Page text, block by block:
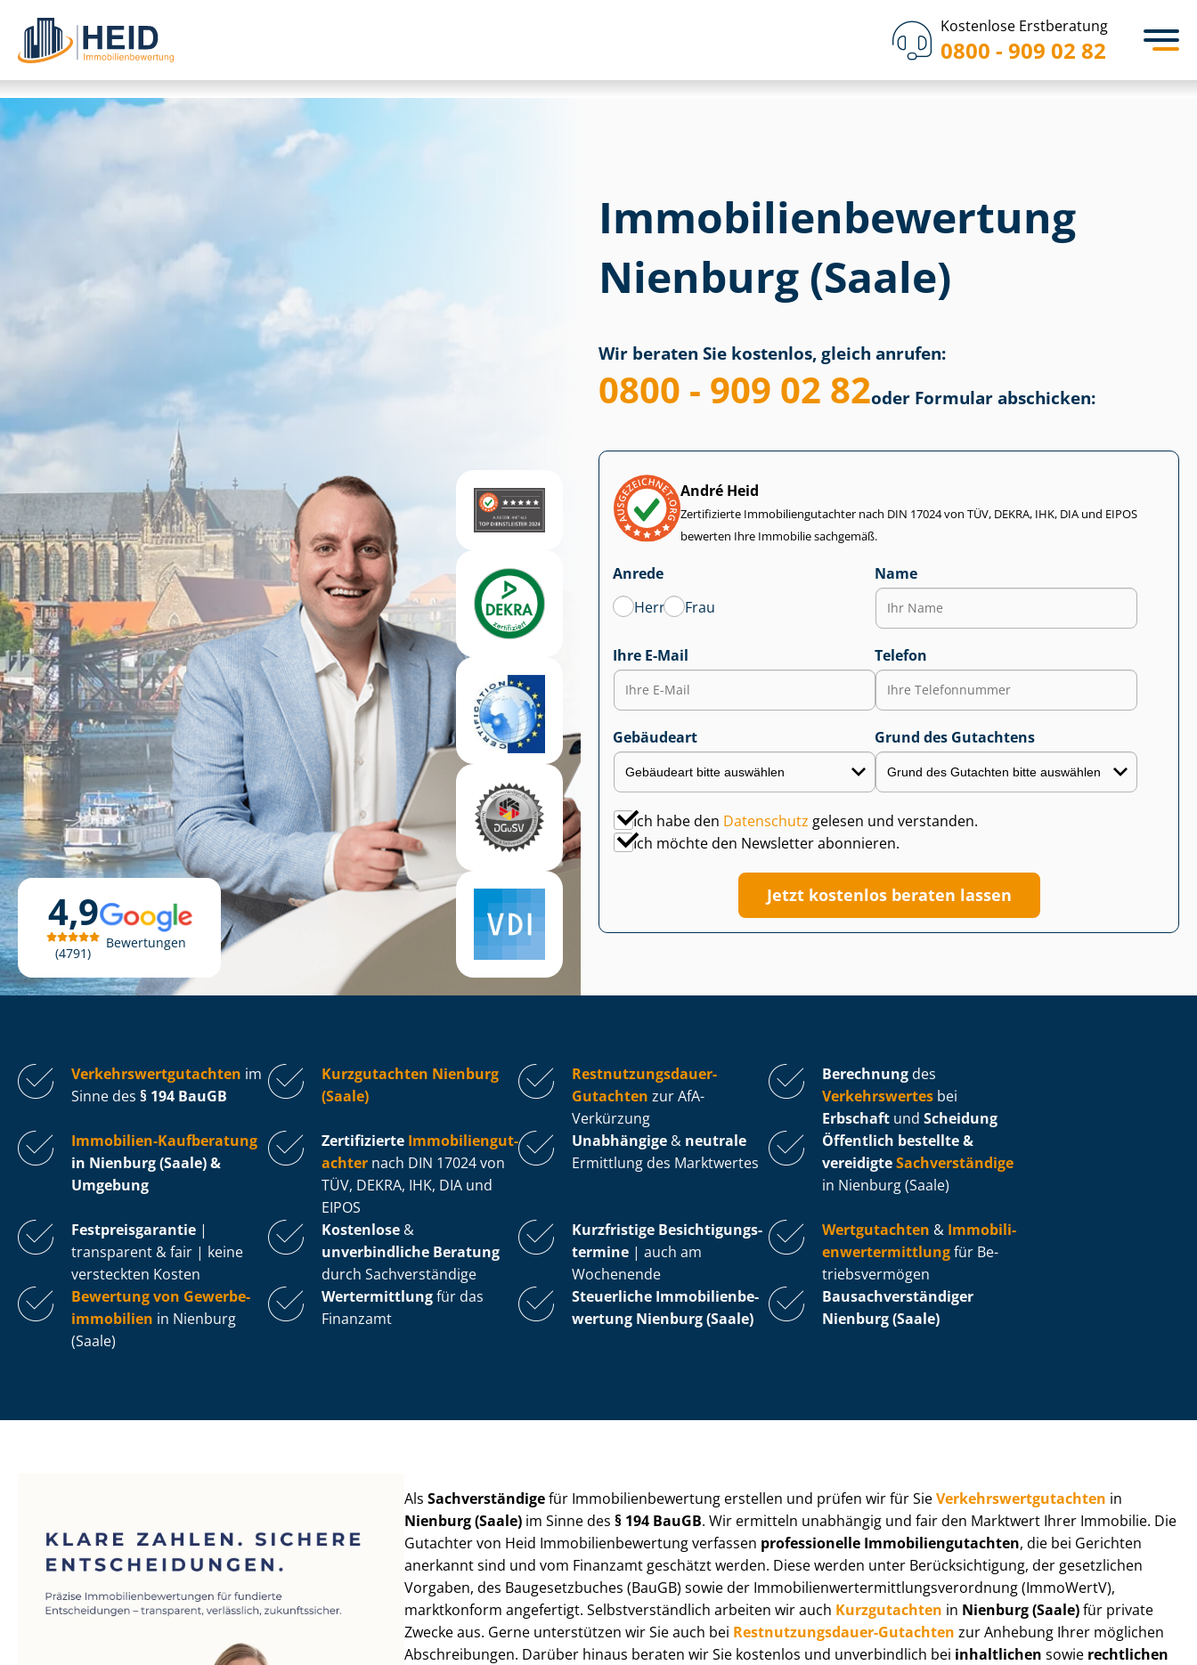
Kostenlose Erstberatung
0800 - 909 02 82
4,9
4791
Bewertungen
Immobilien­bewertung
Nienburg (Saale)
Wir beraten Sie kostenlos, gleich anrufen:
0800 - 909 02 82oder Formular abschicken:
André Heid
Zertifizierte Im­mo­bi­li­en­gut­ach­ter nach DIN 17024 von TÜV, DEKRA, IHK, DIA und EIPOS
bewerten Ihre Immobilie sachgemäß.
Anrede
Herr
Frau
Name
Ihre E-Mail Telefon
Gebäudeart Grund des Gutachtens
Ich habe den Datenschutz gelesen und verstanden.
Ich möchte den Newsletter abonnieren.
Jetzt kostenlos beraten lassen
Ver­kehrs­wert­gut­ach­ten im
Sinne des § 194 BauGB
Kurzgutachten Nienburg
(Saale)
Rest­nut­zungs­dau­er-
Gutachten zur AfA-
Verkürzung
Berechnung des
Verkehrswertes bei
Erbschaft und Scheidung
Immobilien-Kaufberatung
in Nienburg (Saale) &
Umgebung
Zertifizierte Im­mo­bi­li­en­gut­
ach­ter nach DIN 17024 von
TÜV, DEKRA, IHK, DIA und
EIPOS
Unabhängige & neutrale
Ermittlung des Marktwertes
Öffentlich bestellte &
vereidigteSachverständige
in Nienburg (Saale)
Fest­preis­ga­ran­tie |
transparent & fair | keine
versteckten Kosten
Kostenlose &
unverbindliche Beratung
durch Sachverständige
Kurzfristige Be­sich­ti­gungs­
ter­mi­ne | auch am
Wochenende
Wertgutachten & Im­mo­bi­li­
en­wert­ermitt­lungfür Be­
triebs­ver­mö­gen
Bewertung von Ge­wer­be­
im­mo­bi­li­en in Nienburg
(Saale)
Wertermittlungfür das
Finanzamt
Steuerliche Im­mo­bi­li­en­be­
wer­tung Nienburg (Saale)
Bau­sach­ver­stän­di­ger
Nienburg (Saale)
AlsSachverständigefür Im­mo­bi­li­en­be­wer­tung erstellen und prüfen wir für SieVer­kehrs­wert­gut­ach­ten in
Nienburg (Saale) im Sinne des§ 194 BauGB. Wir ermitteln unabhängig und fair den Marktwert Ihrer Immobilie. Die
Gutachter von Heid Im­mo­bi­li­en­be­wer­tung verfassen professionelle Im­mo­bi­li­en­gut­ach­ten, die bei Gerichten
anerkannt sind und vom Finanzamt geschätzt werden. Diese werden unter Be­rück­sich­ti­gung, der gesetzlichen
Vorgaben, des Baugesetzbuches (BauGB) sowie der Im­mo­bi­li­en­wert­ermitt­lungs­ver­ord­nung (ImmoWertV),
marktkonform angefertigt. Selbst­ver­ständ­lich arbeiten wir auch Kurzgutachten in Nienburg (Saale)für private
Zwecke aus. Gerne unterstützen wir Sie auch bei Rest­nut­zungs­dau­er-Gutachten zur Anhebung Ihrer möglichen
Abschreibungen. Darüber hinaus beraten wir Sie kostenlos und unverbindlich bei inhaltlichen sowie rechtlichen